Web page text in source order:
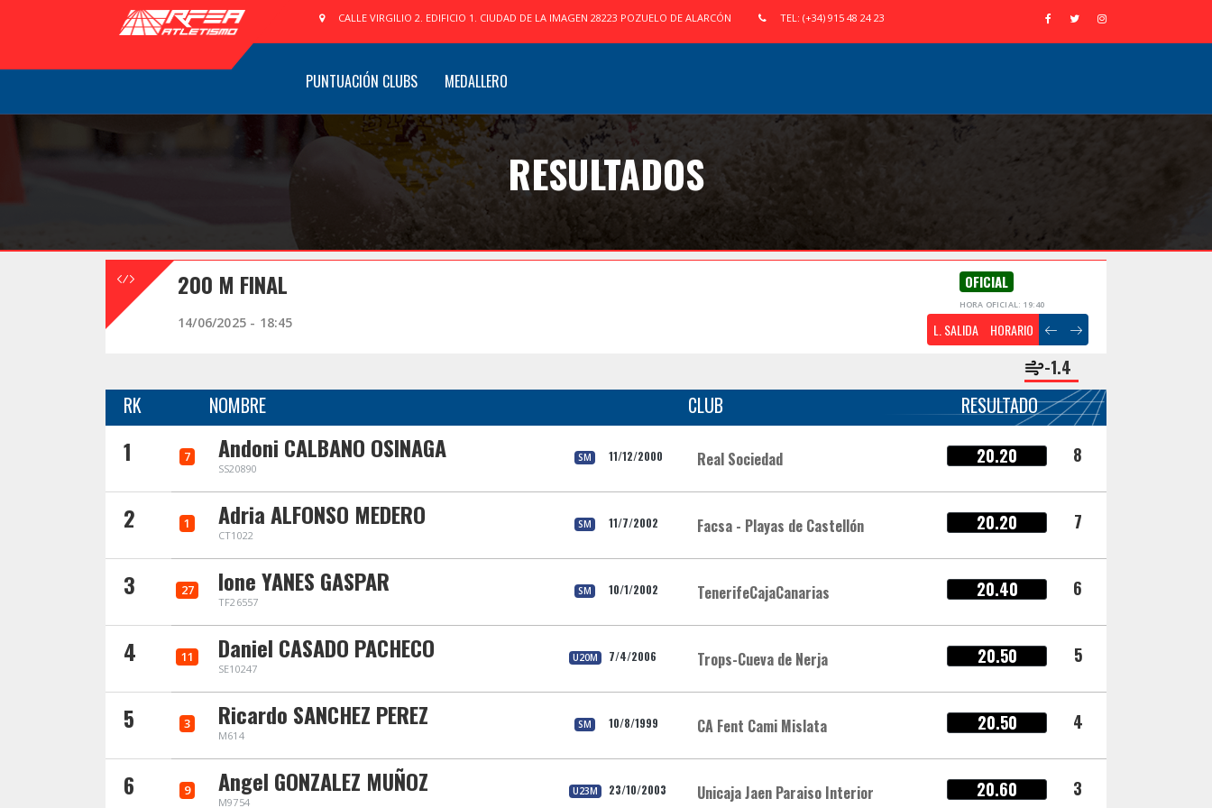
CALLE VIRGILIO 2. EDIFICIO 1. CIUDAD DE LA IMAGEN 28223 POZUELO DE ALARCÓN TEL: (+34) 915 48 24 23
PUNTUACIÓN CLUBS MEDALLERO
RESULTADOS
200 M FINAL OFICIAL
HORA OFICIAL: 19:40
14/06/2025 - 18:45 L. SALIDA HORARIO
-1.4
RK NOMBRE CLUB RESULTADO
1 7 Andoni CALBANO OSINAGA
SS20890
SM 11/12/2000 Real Sociedad 20.20 8
2 1 Adria ALFONSO MEDERO
CT1022
SM 11/7/2002 Facsa - Playas de Castellón 20.20 7
3 27 Ione YANES GASPAR
TF26557
SM 10/1/2002 TenerifeCajaCanarias 20.40 6
4 11 Daniel CASADO PACHECO
SE10247
U20M 7/4/2006 Trops-Cueva de Nerja 20.50 5
5 3 Ricardo SANCHEZ PEREZ
M614
SM 10/8/1999 CA Fent Cami Mislata 20.50 4
6 9 Angel GONZALEZ MUÑOZ
M9754
U23M 23/10/2003 Unicaja Jaen Paraiso Interior 20.60 3